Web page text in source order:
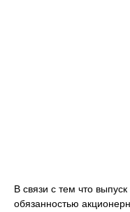
В связи с тем что
обязанностью